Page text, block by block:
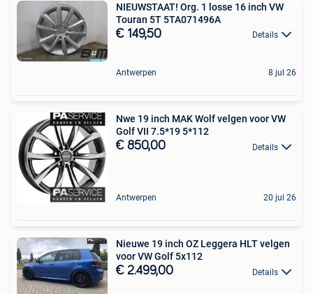
NIEUWSTAAT! Org. 1 losse 16 inch VW
Touran 5T 5TA071496A
€ 149,50 Details
Antwerpen 8 jul 26
Nwe 19 inch MAK Wolf velgen voor VW
Golf VII 7.5*19 5*112
€ 850,00 Details
Antwerpen 20 jul 26
Nieuwe 19 inch OZ Leggera HLT velgen
voor VW Golf 5x112
€ 2.499,00 Details